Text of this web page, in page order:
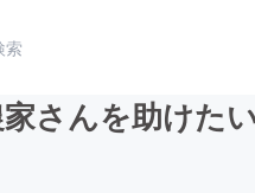
家さんを助け